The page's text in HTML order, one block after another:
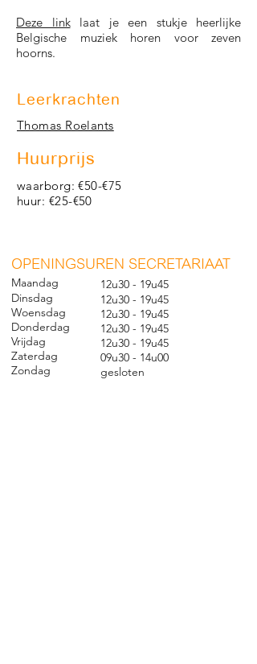
Deze linklaat je een stukje heerlijke
Belgische muziek horen voor zeven
hoorns.
Leerkrachten
Thomas Roelants
Huurprijs
waarborg: €50-€75
huur: €25-€50
OPENINGSUREN SECRETARIAAT
Maandag
Dinsdag
Woensdag
Donderdag
Vrijdag
Zaterdag
Zondag
12u30 - 19u45
12u30 - 19u45
12u30 - 19u45
12u30 - 19u45
12u30 - 19u45
09u30 - 14u00
gesloten